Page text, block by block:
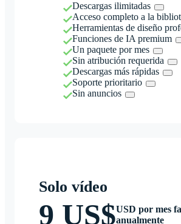
Descargas ilimitadas
Acceso completo a la
Herramientas de diseño
Funciones de IA premium
Un paquete por mes
Sin atribución requerida
Descargas más rápidas
Soporte prioritario
Sin anuncios
Solo vídeo
9 US$USD por mes
anualmente